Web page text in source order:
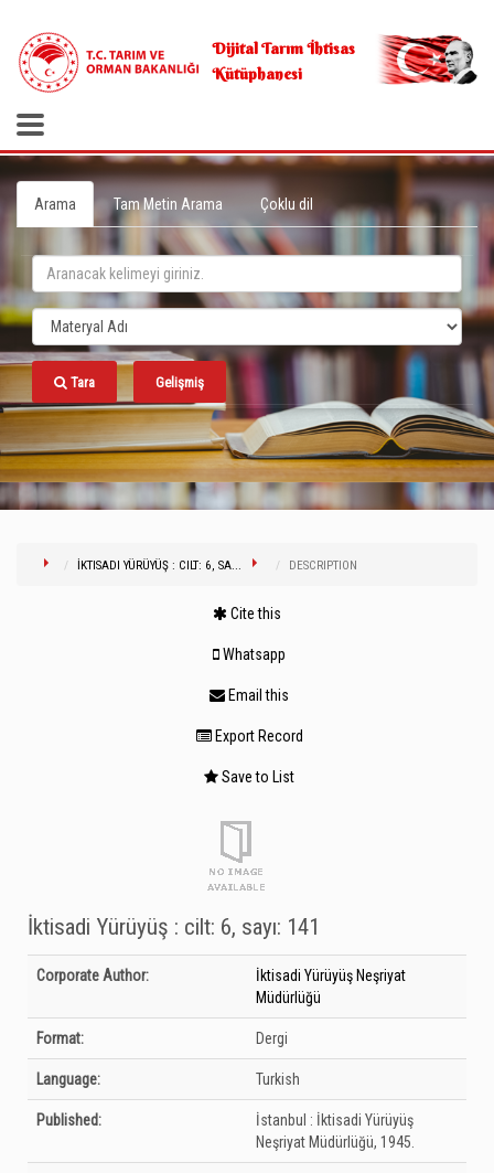
Dijital Tarım İhtisas
Kütüphanesi
Arama Tam Metin Arama Çoklu dil
Tara Gelişmiş
İKTISADI YÜRÜYÜŞ : CILT: 6, SA... DESCRIPTION
Cite this
Whatsapp
Email this
Export Record
Save to List
İktisadi Yürüyüş : cilt: 6, sayı: 141
Bibliographic Details
Corporate Author:
İktisadi Yürüyüş Neşriyat
Müdürlüğü
Format: Dergi
Language: Turkish
Published: İstanbul : İktisadi Yürüyüş
Neşriyat Müdürlüğü, 1945.